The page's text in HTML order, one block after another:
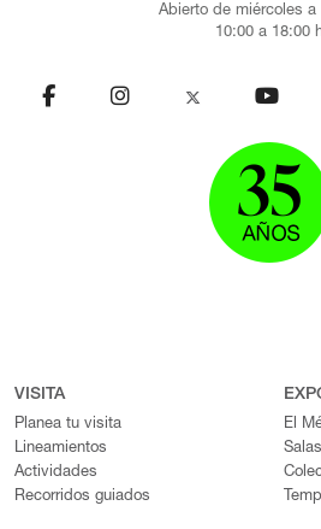
Abierto de miércoles a
10:00 a 18:00
VISITA
Planea tu visita
Lineamientos
Actividades
Recorridos guiados
El